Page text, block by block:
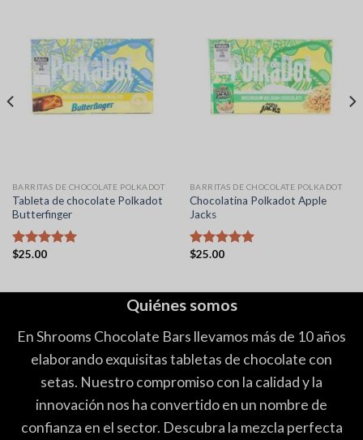
BARRITAS DE CHOCOLATE POLKADOT
Tableta de chocolate Polkadot
Butterfinger
Valorado
$25.00
BARRITAS DE CHOCOLATE POLKADOT
Chocolatina Polkadot Apple
Jacks
Valorado
$25.00
Quiénes somos
En Shrooms Chocolate Bars llevamos más de 10 años
elaborando exquisitas tabletas de chocolate con
setas. Nuestro compromiso con la calidad y la
innovación nos ha convertido en un nombre de
confianza en el sector. Descubra la mezcla perfecta